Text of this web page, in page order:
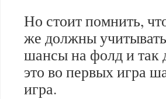
Но стоит помнить,
же должны
шансы на фолд и так
это во первых игра
игра.